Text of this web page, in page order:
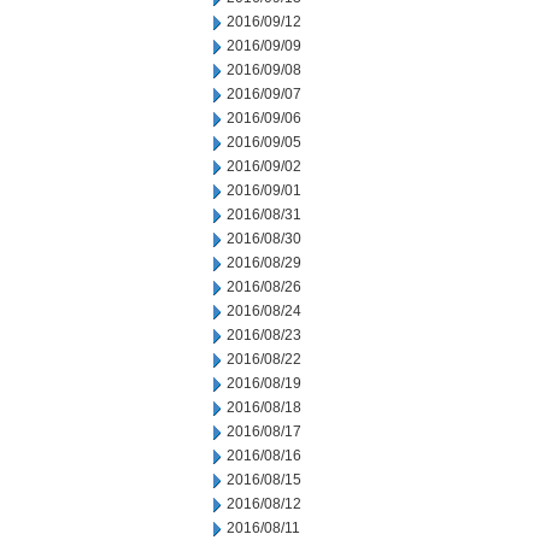
2016/09/12
2016/09/09
2016/09/08
2016/09/07
2016/09/06
2016/09/05
2016/09/02
2016/09/01
2016/08/31
2016/08/30
2016/08/29
2016/08/26
2016/08/24
2016/08/23
2016/08/22
2016/08/19
2016/08/18
2016/08/17
2016/08/16
2016/08/15
2016/08/12
2016/08/11